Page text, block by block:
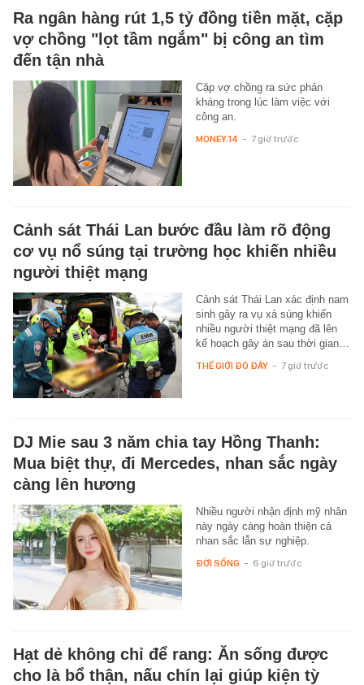
Ra ngân hàng rút 1,5 tỷ đồng tiền mặt, cặp
vợ chồng "lọt tầm ngắm" bị công an tìm
đến tận nhà
Cặp vợ chồng ra sức phản
kháng trong lúc làm việc với
công an.
MONEY.14 - 7 giờ trước
Cảnh sát Thái Lan bước đầu làm rõ động
cơ vụ nổ súng tại trường học khiến nhiều
người thiệt mạng
Cảnh sát Thái Lan xác định nam
sinh gây ra vụ xả súng khiến
nhiều người thiệt mạng đã lên
kế hoạch gây án sau thời gian…
THẾ GIỚI ĐÓ ĐÂY - 7 giờ trước
DJ Mie sau 3 năm chia tay Hồng Thanh:
Mua biệt thự, đi Mercedes, nhan sắc ngày
càng lên hương
Nhiều người nhận định mỹ nhân
này ngày càng hoàn thiện cả
nhan sắc lẫn sự nghiệp.
ĐỜI SỐNG - 6 giờ trước
Hạt dẻ không chỉ để rang: Ăn sống được
cho là bổ thận, nấu chín lại giúp kiện tỳ